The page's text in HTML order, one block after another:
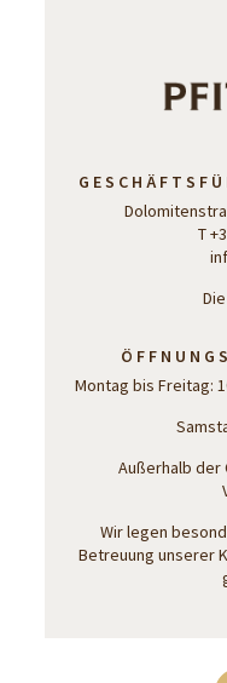
T
Montag bis Freitag:
Außerhalb der
Wir legen
Betreuung unserer